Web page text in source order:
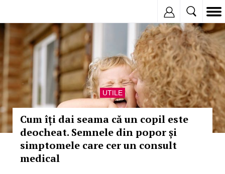
UTILE
Cum îți dai seama că un copil este
deocheat. Semnele din popor și
simptomele care cer un consult
medical